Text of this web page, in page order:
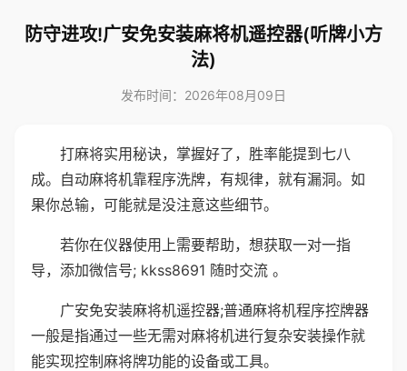
防守进攻!广安免安装麻将机遥控器(听牌小方
法)
发布时间：2026年08月09日
打麻将实用秘诀，掌握好了，胜率能提到七八
成。自动麻将机靠程序洗牌，有规律，就有漏洞。如
果你总输，可能就是没注意这些细节。
若你在仪器使用上需要帮助，想获取一对一指
导，添加微信号; kkss8691 随时交流 。
广安免安装麻将机遥控器;普通麻将机程序控牌器
一般是指通过一些无需对麻将机进行复杂安装操作就
能实现控制麻将牌功能的设备或工具。